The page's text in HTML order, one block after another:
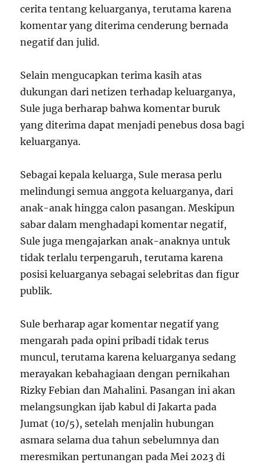
cerita tentang keluarganya, terutama karena
komentar yang diterima cenderung bernada
negatif dan julid.
Selain mengucapkan terima kasih atas
dukungan dari netizen terhadap keluarganya,
Sule juga berharap bahwa komentar buruk
yang diterima dapat menjadi penebus dosa bagi
keluarganya.
Sebagai kepala keluarga, Sule merasa perlu
melindungi semua anggota keluarganya, dari
anak-anak hingga calon pasangan. Meskipun
sabar dalam menghadapi komentar negatif,
Sule juga mengajarkan anak-anaknya untuk
tidak terlalu terpengaruh, terutama karena
posisi keluarganya sebagai selebritas dan figur
publik.
Sule berharap agar komentar negatif yang
mengarah pada opini pribadi tidak terus
muncul, terutama karena keluarganya sedang
merayakan kebahagiaan dengan pernikahan
Rizky Febian dan Mahalini. Pasangan ini akan
melangsungkan ijab kabul di Jakarta pada
Jumat (10/5), setelah menjalin hubungan
asmara selama dua tahun sebelumnya dan
meresmikan pertunangan pada Mei 2023 di